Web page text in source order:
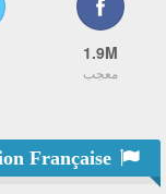
1.9M
معجب